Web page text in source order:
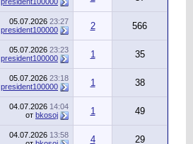
05.07.2026 23:27
president100000 2 566
05.07.2026 23:23
president100000 1 35
05.07.2026 23:18
president100000 1 38
04.07.2026 14:04
от bkosoj 1 49
04.07.2026 13:58
4 29